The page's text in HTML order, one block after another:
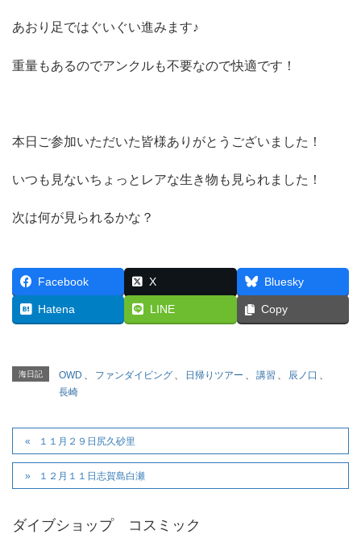
あおり足ではぐいぐい進みます♪
重量もあるのでアンクルも不要なので快適です！
本日ご参加いただいた皆様ありがとうございました！
いつも見ないちょっとレアな生き物も見られました！
次は何が見られるかな？
Facebook X Bluesky
Hatena LINE Copy
海日記 OWD 、 ファンダイビング 、 日帰りツアー 、 講習 、 辰ノ口 、
長崎
１１月２９日尻久砂里
１２月１１日志賀島白瀬
ダイブショップ コスミック